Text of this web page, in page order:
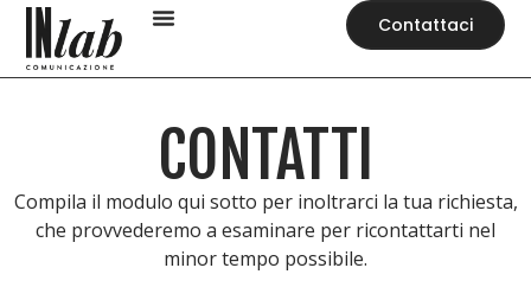
Contattaci
CONTATTI
Compila il modulo qui sotto per inoltrarci la tua richiesta,
che provvederemo a esaminare per ricontattarti nel
minor tempo possibile.